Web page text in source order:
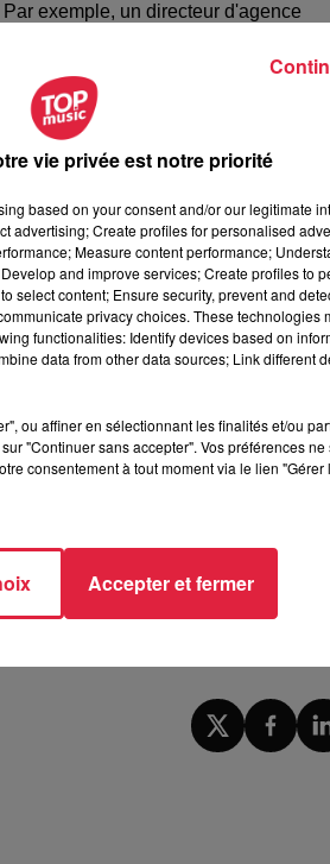
exemple, un directeur d'agence
et qui seront formées en
sur des postes à responsabilité.
vie privée est notre priorité
based on your consent and/or our legitimate
advertising; Create profiles for personalised
Measure content performance;
and improve services; Create profiles to
select content; Ensure security, prevent and
privacy choices. These technologies
functionalities: Identify devices based on
data from other data sources; Link different
ou affiner en sélectionnant les finalités et/ou
"Continuer sans accepter". Vos préférences
consentement à tout moment via le lien
Accepter et fermer